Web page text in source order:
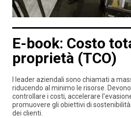
E-book: Costo
proprietà (TCO)
I leader aziendali sono chiamati a
riducendo al minimo le risorse.
controllare i costi, accelerare
promuovere gli obiettivi di
dei clienti.